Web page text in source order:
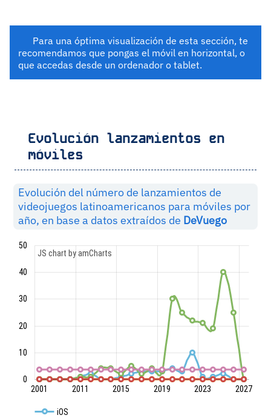
Para una óptima visualización de esta sección, te
recomendamos que pongas el móvil en horizontal, o
que accedas desde un ordenador o tablet.
Evolución lanzamientos en
móviles
Evolución del número de lanzamientos de
videojuegos latinoamericanos para móviles por
año, en base a datos extraídos de DeVuego
2001 2011 2015 2019 2023 2027
0
10
20
30
40
50
JS chart by amCharts
iOS